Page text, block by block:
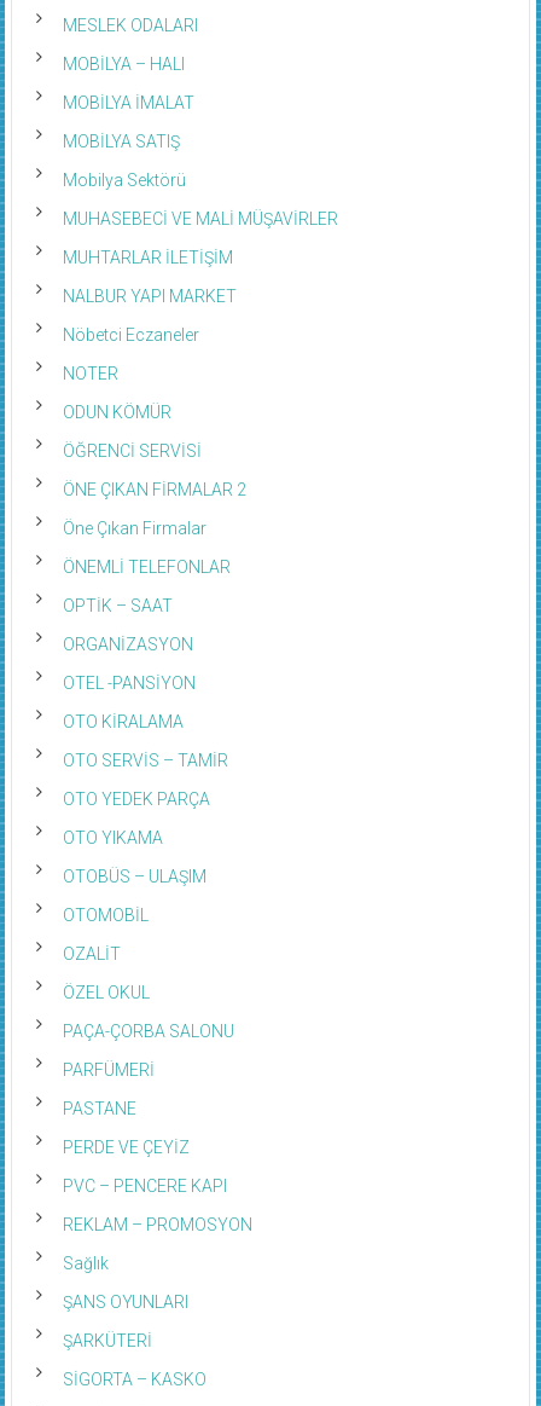
MESLEK ODALARI
MOBİLYA – HALI
MOBİLYA İMALAT
MOBİLYA SATIŞ
Mobilya Sektörü
MUHASEBECİ VE MALİ MÜŞAVİRLER
MUHTARLAR İLETİŞİM
NALBUR YAPI MARKET
Nöbetci Eczaneler
NOTER
ODUN KÖMÜR
ÖĞRENCİ SERVİSİ
ÖNE ÇIKAN FİRMALAR 2
Öne Çıkan Firmalar
ÖNEMLİ TELEFONLAR
OPTİK – SAAT
ORGANİZASYON
OTEL -PANSİYON
OTO KİRALAMA
OTO SERVİS – TAMİR
OTO YEDEK PARÇA
OTO YIKAMA
OTOBÜS – ULAŞIM
OTOMOBİL
OZALİT
ÖZEL OKUL
PAÇA-ÇORBA SALONU
PARFÜMERİ
PASTANE
PERDE VE ÇEYİZ
PVC – PENCERE KAPI
REKLAM – PROMOSYON
Sağlık
ŞANS OYUNLARI
ŞARKÜTERİ
SİGORTA – KASKO